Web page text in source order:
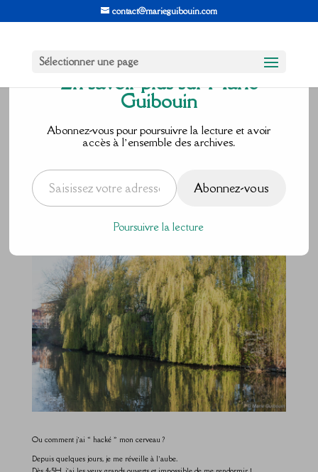
contact@marieguibouin.com
Sélectionner une page
L’art de la
pause …
Marie Guibouin Avr 2, 2017| 0 commentaires
Ou comment j’ai « hacké » mon cerveau ?
Depuis quelques jours, je me réveille à l’aube.
En savoir plus sur Marie
Guibouin
Abonnez-vous pour poursuivre la lecture et avoir
accès à l’ensemble des archives.
Saisissez votre adresse e-mail…
Abonnez-vous
Poursuivre la lecture